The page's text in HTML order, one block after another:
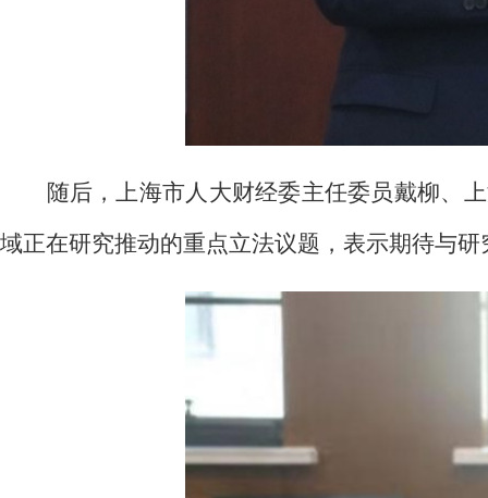
随后，上海市人大财经委主任委员戴柳、
域正在研究推动的重点立法议题，表示期待与